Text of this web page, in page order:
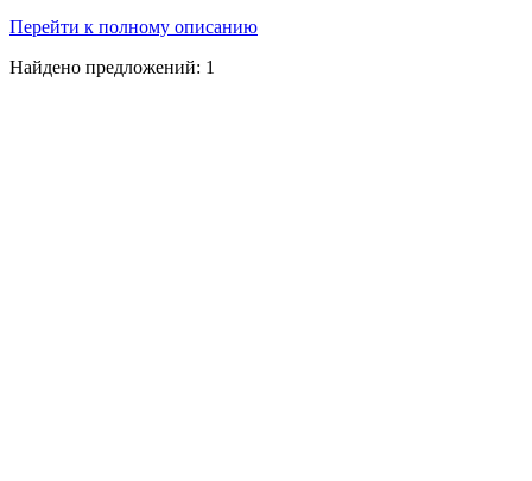
Перейти к полному описанию
Найдено предложений: 1